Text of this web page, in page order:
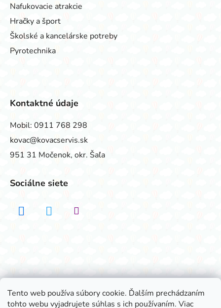
Tento web používa súbory cookie. Ďalším prechádzaním
tohto webu vyjadrujete súhlas s ich používaním. Viac
Nafukovacie atrakcie
Hračky a šport
Školské a kancelárske potreby
Pyrotechnika
Kontaktné údaje
Mobil: 0911 768 298
kovac@kovacservis.sk
951 31 Močenok, okr. Šaľa
Sociálne siete